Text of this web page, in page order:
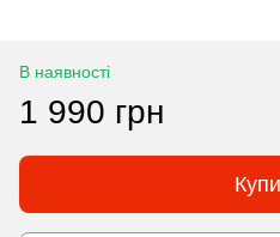
В наявності
1 990 грн